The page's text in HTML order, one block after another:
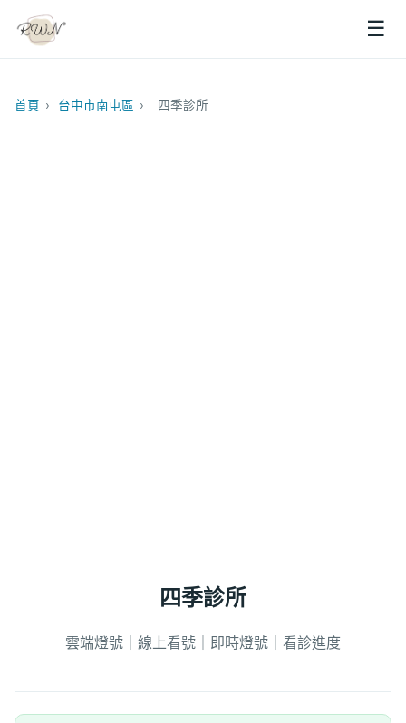
☰
首頁 › 台中市南屯區 › 四季診所
四季診所
雲端燈號｜線上看號｜即時燈號｜看診進度